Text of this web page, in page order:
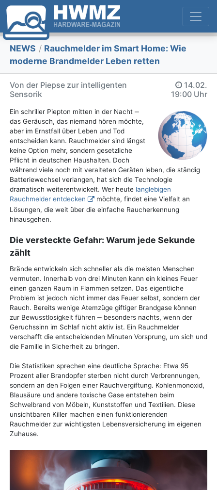
NEWS / Rauchmelder im Smart Home: Wie
moderne Brandmelder Leben retten
Von der Piepse zur intelligenten
Sensorik
14.02.
19:00 Uhr
Ein schriller Piepton mitten in der Nacht ‒
das Geräusch, das niemand hören möchte,
aber im Ernstfall über Leben und Tod
entscheiden kann. Rauchmelder sind längst
keine Option mehr, sondern gesetzliche
Pflicht in deutschen Haushalten. Doch
während viele noch mit veralteten Geräten leben, die ständig
Batteriewechsel verlangen, hat sich die Technologie
dramatisch weiterentwickelt. Wer heute langlebigen
Rauchmelder entdecken
möchte, findet eine Vielfalt an
Lösungen, die weit über die einfache Raucherkennung
hinausgehen.
Die versteckte Gefahr: Warum jede Sekunde
zählt
Brände entwickeln sich schneller als die meisten Menschen
vermuten. Innerhalb von drei Minuten kann ein kleines Feuer
einen ganzen Raum in Flammen setzen. Das eigentliche
Problem ist jedoch nicht immer das Feuer selbst, sondern der
Rauch. Bereits wenige Atemzüge giftiger Brandgase können
zur Bewusstlosigkeit führen ‒ besonders nachts, wenn der
Geruchssinn im Schlaf nicht aktiv ist. Ein Rauchmelder
verschafft die entscheidenden Minuten Vorsprung, um sich und
die Familie in Sicherheit zu bringen.
Die Statistiken sprechen eine deutliche Sprache: Etwa 95
Prozent aller Brandopfer sterben nicht durch Verbrennungen,
sondern an den Folgen einer Rauchvergiftung. Kohlenmonoxid,
Blausäure und andere toxische Gase entstehen beim
Schwelbrand von Möbeln, Kunststoffen und Textilien. Diese
unsichtbaren Killer machen einen funktionierenden
Rauchmelder zur wichtigsten Lebensversicherung im eigenen
Zuhause.